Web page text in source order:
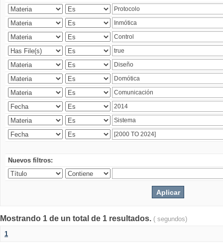
Nuevos filtros:
Mostrando 1 de un total de 1 resultados. ( segundos)
1